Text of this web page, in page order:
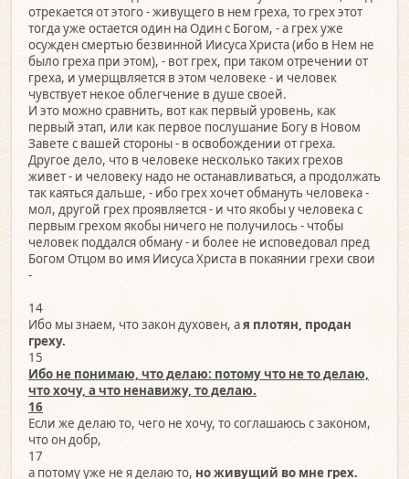
отрекается от этого - живущего в нем греха, то грех этот
тогда уже остается один на Один с Богом, - а грех уже
осужден смертью безвинной Иисуса Христа (ибо в Нем не
было греха при этом), - вот грех, при таком отречении от
греха, и умерщвляется в этом человеке - и человек
чувствует некое облегчение в душе своей.
И это можно сравнить, вот как первый уровень, как
первый этап, или как первое послушание Богу в Новом
Завете с вашей стороны - в освобождении от греха.
Другое дело, что в человеке несколько таких грехов
живет - и человеку надо не останавливаться, а продолжать
так каяться дальше, - ибо грех хочет обмануть человека -
мол, другой грех проявляется - и что якобы у человека с
первым грехом якобы ничего не получилось - чтобы
человек поддался обману - и более не исповедовал пред
Богом Отцом во имя Иисуса Христа в покаянии грехи свои
-
14
Ибо мы знаем, что закон духовен, ая плотян, продан
греху.
15
Ибо не понимаю, что делаю: потому что не то делаю,
что хочу, а что ненавижу, то делаю.
16
Если же делаю то, чего не хочу, то соглашаюсь с законом,
что он добр,
17
а потому уже не я делаю то, но живущий во мне грех.